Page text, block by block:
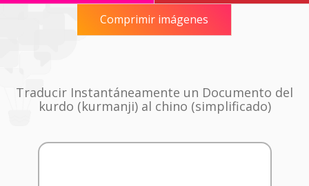
Comprimir imágenes
Traducir Instantáneamente un Documento del
kurdo (kurmanji) al chino (simplificado)